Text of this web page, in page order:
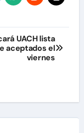
UACH lista
aceptados el
viernes